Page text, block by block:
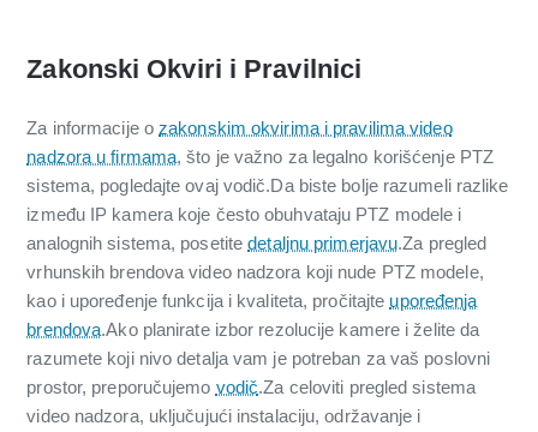
Zakonski Okviri i Pravilnici
Za informacije ozakonskim okvirima i pravilima video
nadzora u firmama, što je važno za legalno korišćenje PTZ
sistema, pogledajte ovaj vodič.Da biste bolje razumeli razlike
između IP kamera koje često obuhvataju PTZ modele i
analognih sistema, posetitedetaljnu primerjavu.Za pregled
vrhunskih brendova video nadzora koji nude PTZ modele,
kao i upoređenje funkcija i kvaliteta, pročitajte upoređenja
brendova.Ako planirate izbor rezolucije kamere i želite da
razumete koji nivo detalja vam je potreban za vaš poslovni
prostor, preporučujemo vodič.Za celoviti pregled sistema
video nadzora, uključujući instalaciju, održavanje i